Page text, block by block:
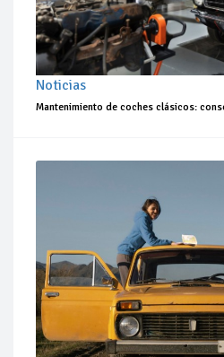
Noticias
Mantenimiento de coches clásicos: